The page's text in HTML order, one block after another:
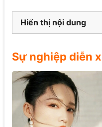
Hiển thị nội dung
Sự nghiệp diễn